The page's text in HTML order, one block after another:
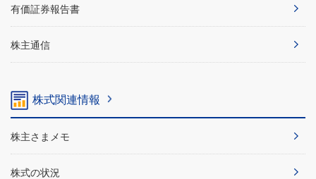
有価証券報告書
株主通信
株式関連情報
株主さまメモ
株式の状況